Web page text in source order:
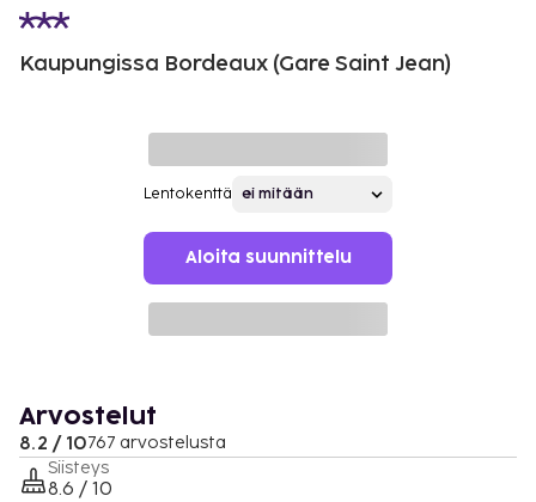
Kaupungissa Bordeaux (Gare Saint Jean)
Lentokenttä
Aloita suunnittelu
Arvostelut
8.2 / 10767 arvostelusta
Siisteys
8.6 / 10